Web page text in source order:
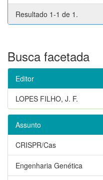
Resultado 1-1 de 1.
Busca facetada
Editor
LOPES FILHO, J. F.
Assunto
CRISPR/Cas
Engenharia Genética